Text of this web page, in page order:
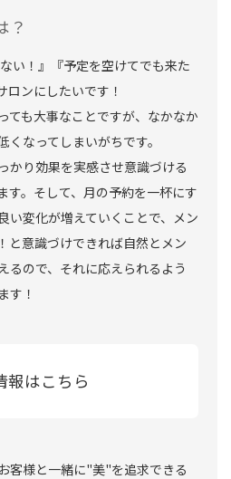
？
い！』『予定を空けてでも来た
ロンにしたいです！
ても大事なことですが、なかなか
なってしまいがちです。
かり効果を実感させ意識づける
す。そして、月の予約を一杯にす
い変化が増えていくことで、メン
と意識づけできれば自然とメン
るので、それに応えられるよう
す！
報はこちら
客様と一緒に"美"を追求できる